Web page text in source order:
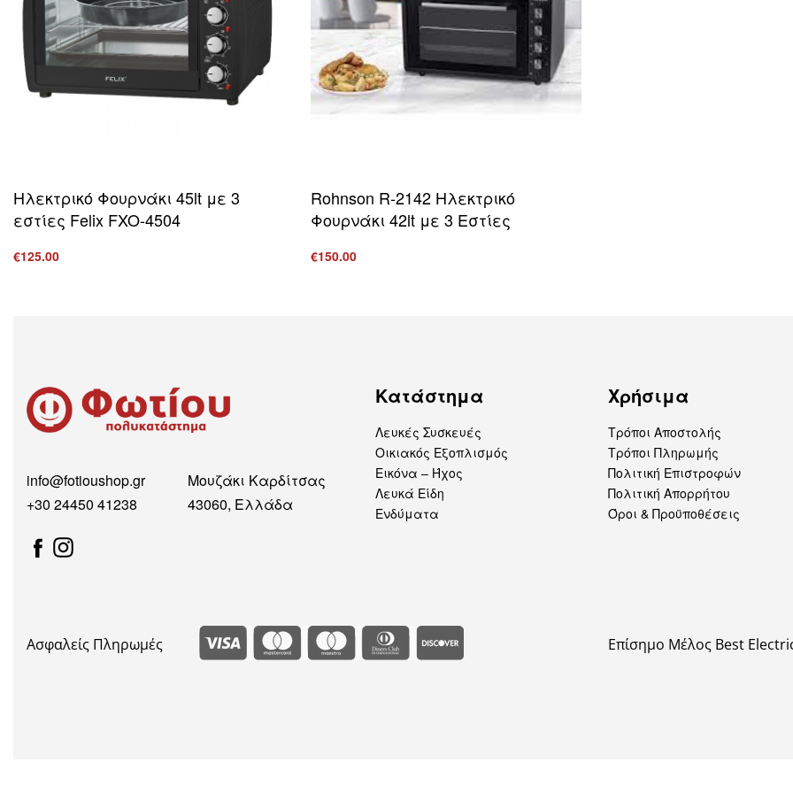
Ηλεκτρικό Φουρνάκι 45lt με 3
εστίες Felix FXO-4504
€125.00
Rohnson R-2142 Ηλεκτρικό
Φουρνάκι 42lt με 3 Εστίες
€150.00
info@fotioushop.gr
+30 24450 41238
Μουζάκι Καρδίτσας
43060, Ελλάδα
Κατάστημα
Λευκές Συσκευές
Οικιακός Εξοπλισμός
Εικόνα – Ήχος
Λευκά Είδη
Ενδύματα
Χρήσιμα
Τρόποι Αποστολής
Τρόποι Πληρωμής
Πολιτική Επιστροφών
Πολιτική Απορρήτου
Όροι & Προϋποθέσεις
Ασφαλείς Πληρωμές Επίσημο Μέλος Best